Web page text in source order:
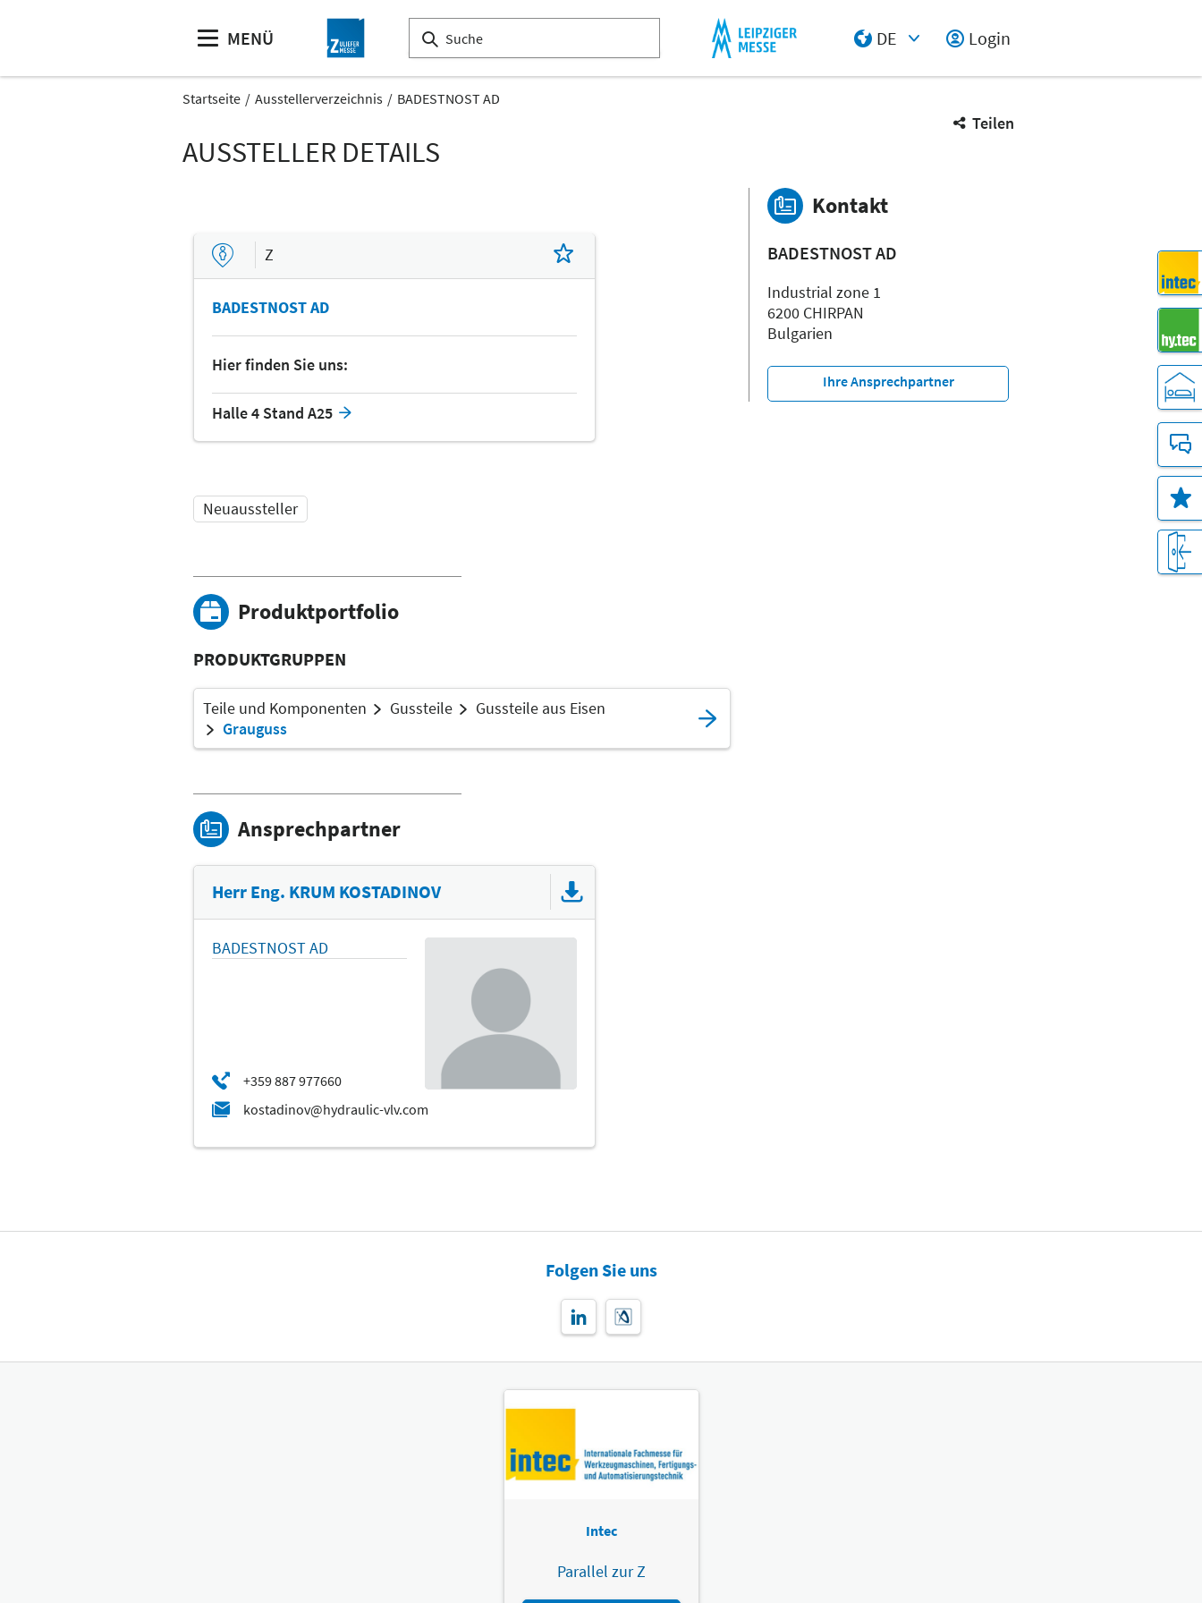
MENÜ
DE
Login
Startseite Ausstellerverzeichnis BADESTNOST AD
Teilen
AUSSTELLER DETAILS
Z
BADESTNOST AD
Hier finden Sie uns:
Halle 4 Stand A25
Neuaussteller
Produktportfolio
PRODUKTGRUPPEN
Teile und Komponenten Gussteile
Gussteile aus Eisen
Grauguss
Ansprechpartner
Herr Eng. KRUM KOSTADINOV
BADESTNOST AD
Kontakt
BADESTNOST AD
Industrial zone 1
6200 CHIRPAN
Bulgarien
Ihre Ansprechpartner
Folgen Sie uns
Intec
Parallel zur Z